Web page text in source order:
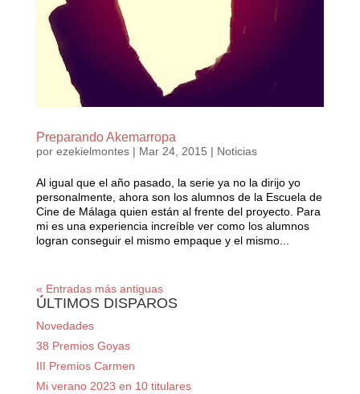
Preparando Akemarropa
por ezekielmontes| Mar 24, 2015 | Noticias
Al igual que el año pasado, la serie ya no la dirijo yo
personalmente, ahora son los alumnos de la Escuela de
Cine de Málaga quien están al frente del proyecto. Para
mi es una experiencia increíble ver como los alumnos
logran conseguir el mismo empaque y el mismo...
« Entradas más antiguas
ÚLTIMOS DISPAROS
Novedades
38 Premios Goyas
III Premios Carmen
Mi verano 2023 en 10 titulares